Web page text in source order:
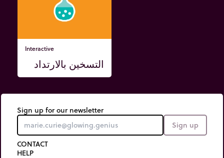
Interactive
التسخين بالارتداد
Sign up for our newsletter
Sign up
CONTACT
HELP